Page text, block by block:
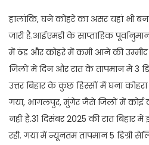
हालांकि, घने कोहरे का असर यहां भी
जारी है.आईएमडी के साप्ताहिक
में ठंड और कोहरे में कमी आने की
जिलों में दिन और रात के तापमान में 3
उत्तर बिहार के कुछ हिस्सों में घना
गया, भागलपुर, मुंगेर जैसे जिलों में कोई
नहीं है.31 दिसंबर 2025 की रात बिहार
रही. गया में न्यूनतम तापमान 5 डिग्री